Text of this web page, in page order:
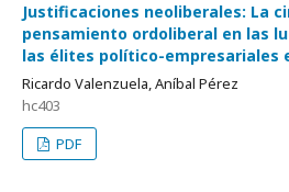
Justificaciones neoliberales: La
pensamiento ordoliberal en las
las élites político-empresariales
Ricardo Valenzuela, Aníbal Pérez
hc403
PDF